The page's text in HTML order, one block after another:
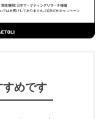
すめです